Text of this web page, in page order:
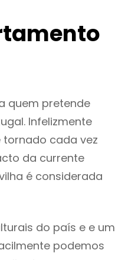
quem pretende
Infelizmente
cada vez
da currente
é considerada
do país e e um
podemos